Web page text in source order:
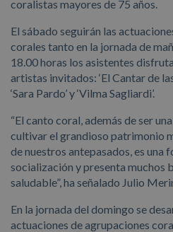
coralistas mayores de 75 años.
El sábado seguirán las
corales tanto en la jornada de
18.00 horas los asistentes
artistas invitados: ‘El Cantar de las
‘Sara Pardo’ y ‘Vilma Sagliardi’.
“El canto coral, además de ser
cultivar el grandioso patrimonio
de nuestros antepasados, es una
socialización y presenta muchos
saludable”, ha señalado Julio
En la jornada del domingo se
actuaciones de agrupaciones